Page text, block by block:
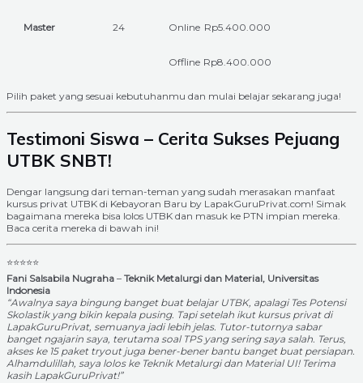
Master 24 Online Rp5.400.000
Offline Rp8.400.000
Pilih paket yang sesuai kebutuhanmu dan mulai belajar sekarang juga!
Testimoni Siswa – Cerita Sukses Pejuang
UTBK SNBT!
Dengar langsung dari teman-teman yang sudah merasakan manfaat
kursus privat UTBK di Kebayoran Baru by LapakGuruPrivat.com! Simak
bagaimana mereka bisa lolos UTBK dan masuk ke PTN impian mereka.
Baca cerita mereka di bawah ini!
⭐⭐⭐⭐⭐
Fani Salsabila Nugraha – Teknik Metalurgi dan Material, Universitas
Indonesia
“Awalnya saya bingung banget buat belajar UTBK, apalagi Tes Potensi
Skolastik yang bikin kepala pusing. Tapi setelah ikut kursus privat di
LapakGuruPrivat, semuanya jadi lebih jelas. Tutor-tutornya sabar
banget ngajarin saya, terutama soal TPS yang sering saya salah. Terus,
akses ke 15 paket tryout juga bener-bener bantu banget buat persiapan.
Alhamdulillah, saya lolos ke Teknik Metalurgi dan Material UI! Terima
kasih LapakGuruPrivat!”